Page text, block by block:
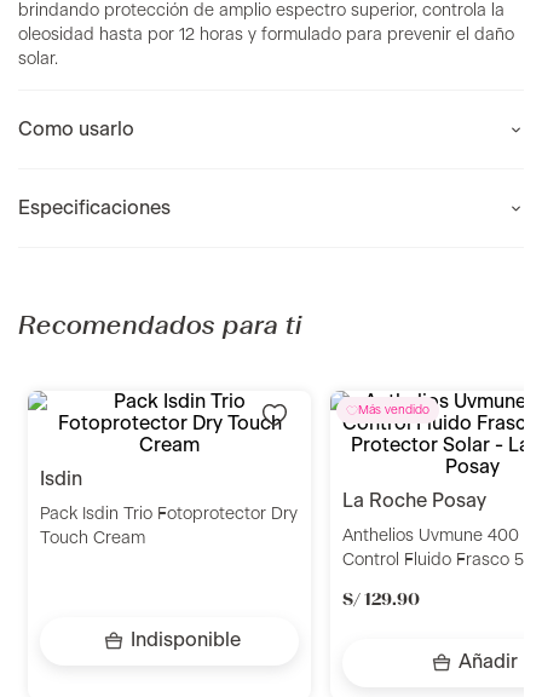
brindando protección de amplio espectro superior, controla la
oleosidad hasta por 12 horas y formulado para prevenir el daño
solar.
Como usarlo
Especificaciones
Recomendados para ti